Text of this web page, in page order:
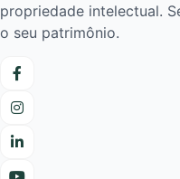
propriedade intelectual.
o seu patrimônio.